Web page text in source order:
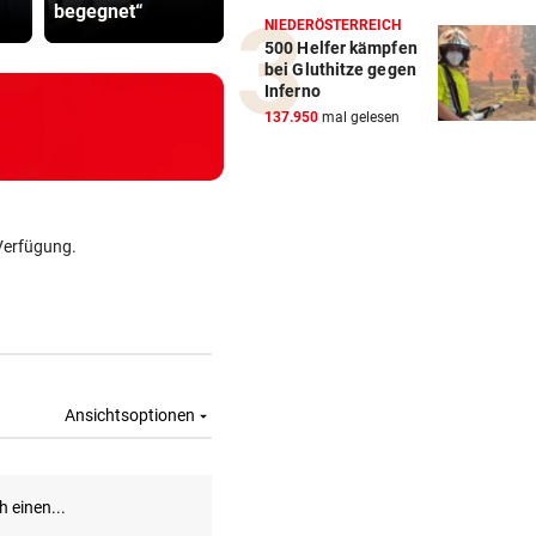
begegnet“
NIEDERÖSTERREICH
500 Helfer kämpfen
bei Gluthitze gegen
Inferno
137.950 mal gelesen